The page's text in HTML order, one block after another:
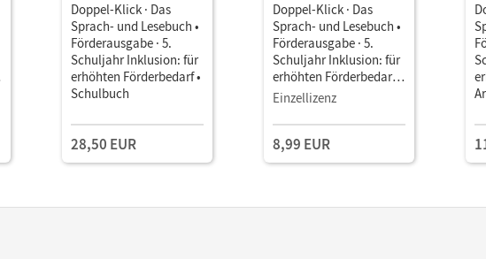
Doppel-Klick · Das
Sprach- und Lesebuch •
Förderausgabe · 5.
Schuljahr Inklusion: für
erhöhten Förderbedarf •
Schulbuch
28,50 EUR
Doppel-Klick · Das
Sprach- und Lesebuch •
Förderausgabe · 5.
Schuljahr Inklusion: für
erhöhten Förderbedarf •
Schulbuch als E-Book
Einzellizenz
8,99 EUR